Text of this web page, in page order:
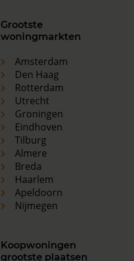
Grootste
woningmarkten
Amsterdam
Den Haag
Rotterdam
Utrecht
Groningen
Eindhoven
Tilburg
Almere
Breda
Haarlem
Apeldoorn
Nijmegen
Koopwoningen
grootste plaatsen